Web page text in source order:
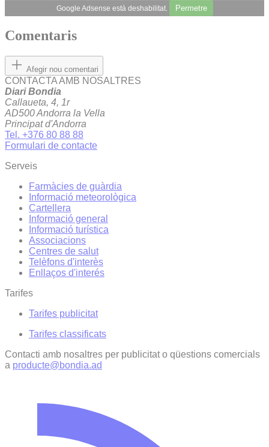
Google Adsense està deshabilitat. Permetre
Comentaris
Afegir nou comentari
CONTACTA AMB NOSALTRES
Diari Bondia
Callaueta, 4, 1r
AD500 Andorra la Vella
Principat d'Andorra
Tel. +376 80 88 88
Formulari de contacte
Serveis
Farmàcies de guàrdia
Informació meteorològica
Cartellera
Informació general
Informació turística
Associacions
Centres de salut
Telèfons d'interès
Enllaços d'interés
Tarifes
Tarifes publicitat
Tarifes classificats
Contacti amb nosaltres per publicitat o qüestions comercials
a producte@bondia.ad